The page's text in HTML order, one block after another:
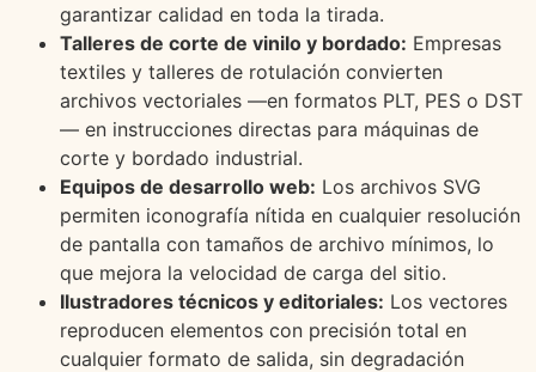
garantizar calidad en toda la tirada.
Talleres de corte de vinilo y bordado: Empresas
textiles y talleres de rotulación convierten
archivos vectoriales —en formatos PLT, PES o DST
— en instrucciones directas para máquinas de
corte y bordado industrial.
Equipos de desarrollo web: Los archivos SVG
permiten iconografía nítida en cualquier resolución
de pantalla con tamaños de archivo mínimos, lo
que mejora la velocidad de carga del sitio.
Ilustradores técnicos y editoriales: Los vectores
reproducen elementos con precisión total en
cualquier formato de salida, sin degradación